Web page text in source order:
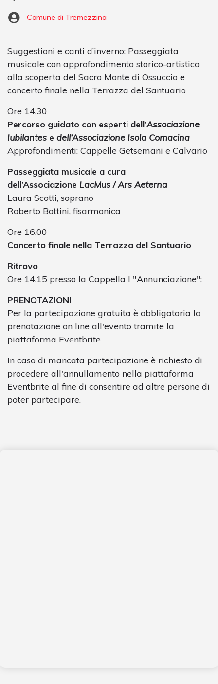
Comune di Tremezzina
Suggestioni e canti d’inverno: Passeggiata
musicale con approfondimento storico-artistico
alla scoperta del Sacro Monte di Ossuccio e
concerto finale nella Terrazza del Santuario
Ore 14.30
Percorso guidato con esperti dell’Associazione
Iubilantes e dell’Associazione Isola Comacina
Approfondimenti: Cappelle Getsemani e Calvario
Passeggiata musicale a cura
dell’Associazione LacMus / Ars Aeterna
Laura Scotti, soprano
Roberto Bottini, fisarmonica
Ore 16.00
Concerto finale nella Terrazza del Santuario
Ritrovo
Ore 14.15 presso la Cappella I "Annunciazione":
PRENOTAZIONI
Per la partecipazione gratuita è obbligatoria la
prenotazione on line all'evento tramite la
piattaforma Eventbrite.
In caso di mancata partecipazione è richiesto di
procedere all'annullamento nella piattaforma
Eventbrite al fine di consentire ad altre persone di
poter partecipare.